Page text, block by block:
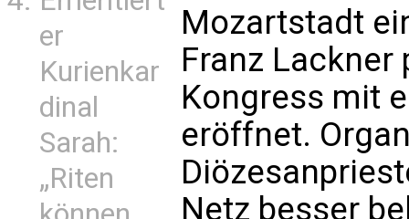
er
Kurienkar
dinal
Sarah:
„Riten
Mozartstadt
Franz Lackner
Kongress mit
eröffnet.
Netz besser